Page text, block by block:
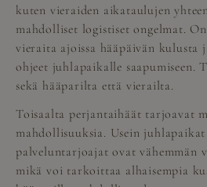
kuten vieraiden aikataulujen
mahdolliset logistiset ongelmat.
vieraita ajoissa hääpäivän kulusta
ohjeet juhlapaikalle saapumiseen.
sekä hääparilta että vierailta.
Toisaalta perjantaihäät tarjoavat
mahdollisuuksia. Usein
palveluntarjoajat ovat vähemmän
mikä voi tarkoittaa alhaisempia